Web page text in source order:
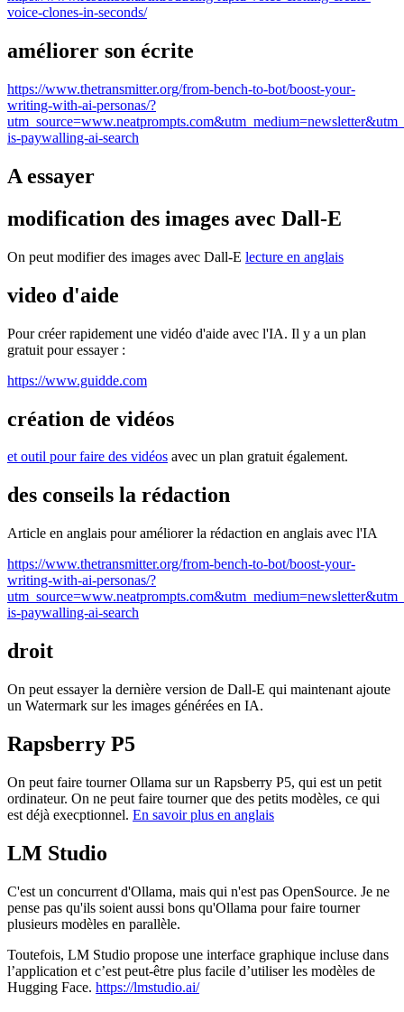
voice-clones-in-seconds/
améliorer son écrite
https://www.thetransmitter.org/from-bench-to-bot/boost-your-
writing-with-ai-personas/?
is-paywalling-ai-search
A essayer
modification des images avec Dall-E
On peut modifier des images avec Dall-E lecture en anglais
video d'aide
Pour créer rapidement une vidéo d'aide avec l'IA. Il y a un plan
gratuit pour essayer :
https://www.guidde.com
création de vidéos
et outil pour faire des vidéos avec un plan gratuit également.
des conseils la rédaction
Article en anglais pour améliorer la rédaction en anglais avec l'IA
https://www.thetransmitter.org/from-bench-to-bot/boost-your-
writing-with-ai-personas/?
is-paywalling-ai-search
droit
On peut essayer la dernière version de Dall-E qui maintenant ajoute
un Watermark sur les images générées en IA.
Rapsberry P5
On peut faire tourner Ollama sur un Rapsberry P5, qui est un petit
ordinateur. On ne peut faire tourner que des petits modèles, ce qui
est déjà execptionnel. En savoir plus en anglais
LM Studio
C'est un concurrent d'Ollama, mais qui n'est pas OpenSource. Je ne
pense pas qu'ils soient aussi bons qu'Ollama pour faire tourner
plusieurs modèles en parallèle.
Toutefois, LM Studio propose une interface graphique incluse dans
l’application et c’est peut-être plus facile d’utiliser les modèles de
Hugging Face. https://lmstudio.ai/